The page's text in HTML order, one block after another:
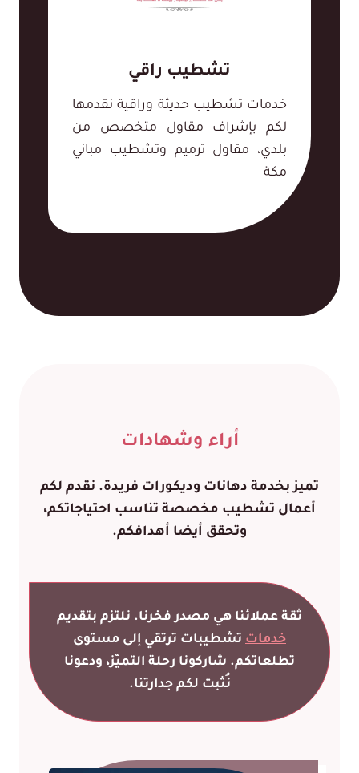
تشطيب راقي
خدمات تشطيب حديثة وراقية نقدمها
لكم بإشراف مقاول متخصص من
بلدي، مقاول ترميم وتشطيب مباني
مكة
أراء وشهادات
تميز بخدمة دهانات وديكورات فريدة. نقدم لكم
أعمال تشطيب مخصصة تناسب احتياجاتكم،
وتحقق أيضا أهدافكم.
ثقة عملائنا هي مصدر فخرنا. نلتزم بتقديم
خدمات تشطيبات ترتقي إلى مستوى
تطلعاتكم. شاركونا رحلة التميّز، ودعونا
نُثبت لكم جدارتنا.